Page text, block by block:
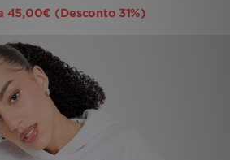
45,00€ (Desconto 31%)